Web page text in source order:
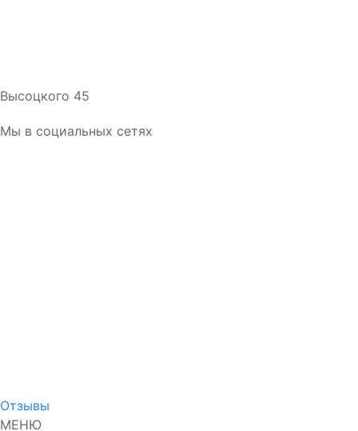
Высоцкого 45
Мы в социальных сетях
Отзывы
МЕНЮ